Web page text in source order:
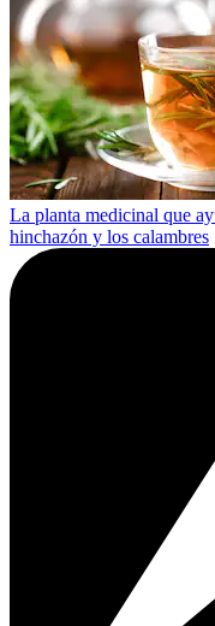
La planta medicinal que
hinchazón y los calambres